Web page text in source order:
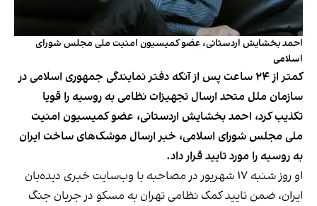
احمد بخشایش اردستانی، عضو کمیسیون امنیت ملی مجلس شورای
اسلامی
کمتر از ۲۴ ساعت پس از آنکه دفتر نمایندگی جمهوری اسلامی در
سازمان ملل متحد ارسال تجهیزات نظامی به روسیه را قویا
تکذیب کرد، احمد بخشایش اردستانی، عضو کمیسیون امنیت
ملی مجلس شورای اسلامی، خبر ارسال موشک‌های ساخت ایران
به روسیه را مورد تایید قرار داد.
او روز شنبه ۱۷ شهریور در مصاحبه با وب‌سایت خبری دیده‌‌بان
ایران، ضمن تایید کمک نظامی تهران به مسکو در جریان جنگ